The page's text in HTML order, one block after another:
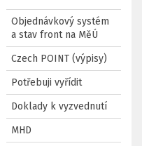
Objednávkový systém
a stav front na MěÚ
Czech POINT (výpisy)
Potřebuji vyřídit
Doklady k vyzvednutí
MHD